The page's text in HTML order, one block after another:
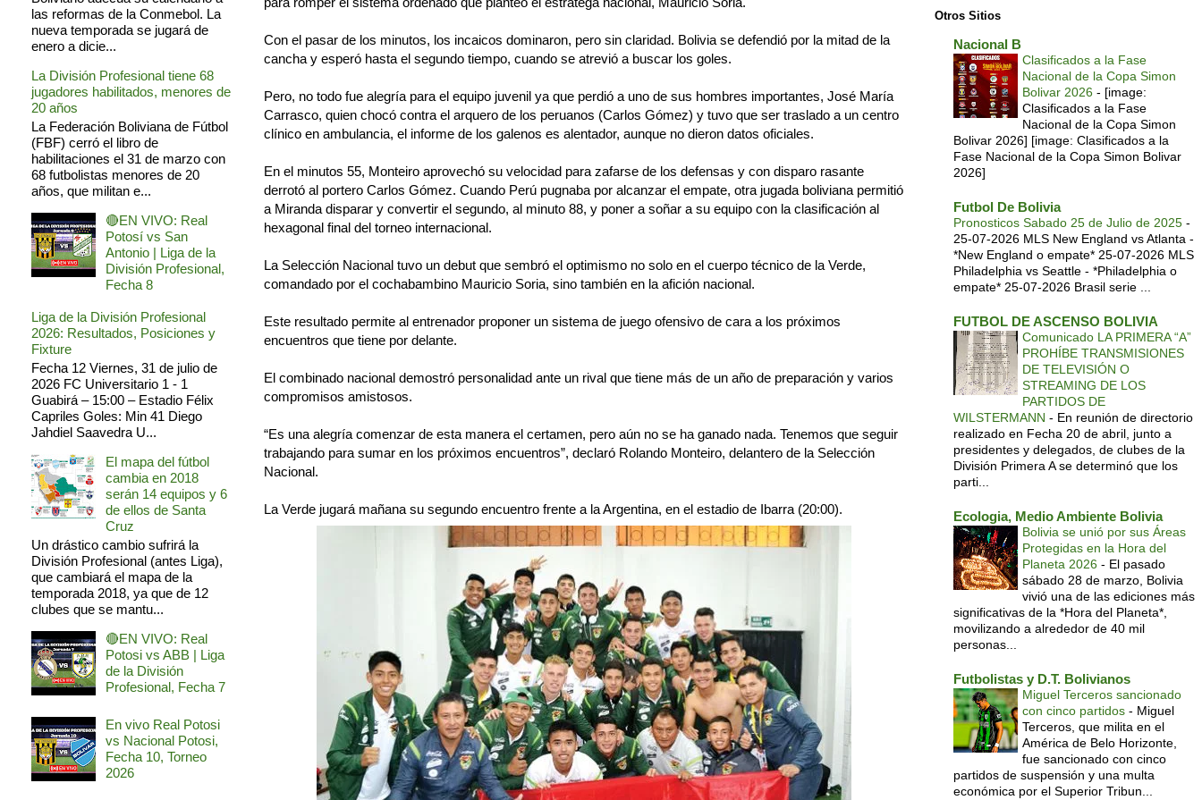
Con el pasar de los minutos, los incaicos dominaron, pero sin claridad. Bolivia se defendió por la mitad de la
cancha y esperó hasta el segundo tiempo, cuando se atrevió a buscar los goles.
Pero, no todo fue alegría para el equipo juvenil ya que perdió a uno de sus hombres importantes, José María
Carrasco, quien chocó contra el arquero de los peruanos (Carlos Gómez) y tuvo que ser traslado a un centro
clínico en ambulancia, el informe de los galenos es alentador, aunque no dieron datos oficiales.
En el minutos 55, Monteiro aprovechó su velocidad para zafarse de los defensas y con disparo rasante
derrotó al portero Carlos Gómez. Cuando Perú pugnaba por alcanzar el empate, otra jugada boliviana permitió
a Miranda disparar y convertir el segundo, al minuto 88, y poner a soñar a su equipo con la clasificación al
hexagonal final del torneo internacional.
La Selección Nacional tuvo un debut que sembró el optimismo no solo en el cuerpo técnico de la Verde,
comandado por el cochabambino Mauricio Soria, sino también en la afición nacional.
Este resultado permite al entrenador proponer un sistema de juego ofensivo de cara a los próximos
encuentros que tiene por delante.
El combinado nacional demostró personalidad ante un rival que tiene más de un año de preparación y varios
compromisos amistosos.
“Es una alegría comenzar de esta manera el certamen, pero aún no se ha ganado nada. Tenemos que seguir
trabajando para sumar en los próximos encuentros”, declaró Rolando Monteiro, delantero de la Selección
Nacional.
La Verde jugará mañana su segundo encuentro frente a la Argentina, en el estadio de Ibarra (20:00).
las reformas de la Conmebol. La
nueva temporada se jugará de
enero a dicie...
La División Profesional tiene 68
jugadores habilitados, menores de
20 años
La Federación Boliviana de Fútbol
(FBF) cerró el libro de
habilitaciones el 31 de marzo con
68 futbolistas menores de 20
años, que militan e...
🔴EN VIVO: Real
Potosí vs San
Antonio | Liga de la
División Profesional,
Fecha 8
Liga de la División Profesional
2026: Resultados, Posiciones y
Fixture
Fecha 12 Viernes, 31 de julio de
2026 FC Universitario 1 - 1
Guabirá – 15:00 – Estadio Félix
Capriles Goles: Min 41 Diego
Jahdiel Saavedra U...
El mapa del fútbol
cambia en 2018
serán 14 equipos y 6
de ellos de Santa
Cruz
Un drástico cambio sufrirá la
División Profesional (antes Liga),
que cambiará el mapa de la
temporada 2018, ya que de 12
clubes que se mantu...
🔴EN VIVO: Real
Potosi vs ABB | Liga
de la División
Profesional, Fecha 7
En vivo Real Potosi
vs Nacional Potosi,
Fecha 10, Torneo
2026
Otros Sitios
Nacional B
Clasificados a la Fase
Nacional de la Copa Simon
Bolivar 2026 - [image:
Clasificados a la Fase
Nacional de la Copa Simon
Bolivar 2026] [image: Clasificados a la
Fase Nacional de la Copa Simon Bolivar
2026]
Futbol De Bolivia
Pronosticos Sabado 25 de Julio de 2025 -
25-07-2026 MLS New England vs Atlanta -
*New England o empate* 25-07-2026 MLS
Philadelphia vs Seattle - *Philadelphia o
empate* 25-07-2026 Brasil serie ...
FUTBOL DE ASCENSO BOLIVIA
Comunicado LA PRIMERA “A”
PROHÍBE TRANSMISIONES
DE TELEVISIÓN O
STREAMING DE LOS
PARTIDOS DE
WILSTERMANN - En reunión de directorio
realizado en Fecha 20 de abril, junto a
presidentes y delegados, de clubes de la
División Primera A se determinó que los
parti...
Ecologia, Medio Ambiente Bolivia
Bolivia se unió por sus Áreas
Protegidas en la Hora del
Planeta 2026 - El pasado
sábado 28 de marzo, Bolivia
vivió una de las ediciones más
significativas de la *Hora del Planeta*,
movilizando a alrededor de 40 mil
personas...
Futbolistas y D.T. Bolivianos
Miguel Terceros sancionado
con cinco partidos - Miguel
Terceros, que milita en el
América de Belo Horizonte,
fue sancionado con cinco
partidos de suspensión y una multa
económica por el Superior Tribun...